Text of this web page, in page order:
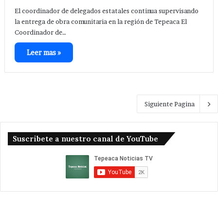
El coordinador de delegados estatales continua supervisando
la entrega de obra comunitaria en la región de Tepeaca El
Coordinador de…
Leer mas »
Siguiente Pagina
Suscribete a nuestro canal de YouTube